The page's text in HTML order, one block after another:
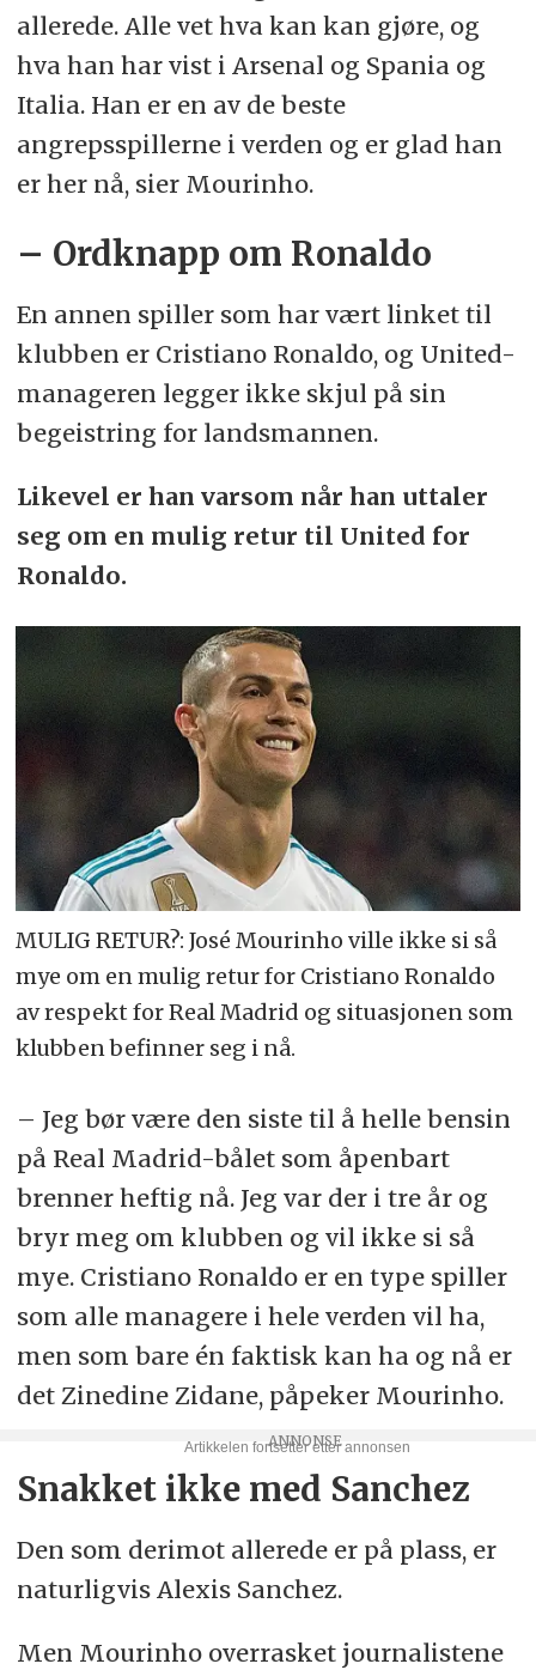
allerede. Alle vet hva kan kan gjøre, og
hva han har vist i Arsenal og Spania og
Italia. Han er en av de beste
angrepsspillerne i verden og er glad han
er her nå, sier Mourinho.
– Ordknapp om Ronaldo
En annen spiller som har vært linket til
klubben er Cristiano Ronaldo, og United-
manageren legger ikke skjul på sin
begeistring for landsmannen.
Likevel er han varsom når han uttaler
seg om en mulig retur til United for
Ronaldo.
MULIG RETUR?: José Mourinho ville ikke si så
mye om en mulig retur for Cristiano Ronaldo
av respekt for Real Madrid og situasjonen som
klubben befinner seg i nå.
– Jeg bør være den siste til å helle bensin
på Real Madrid-bålet som åpenbart
brenner heftig nå. Jeg var der i tre år og
bryr meg om klubben og vil ikke si så
mye. Cristiano Ronaldo er en type spiller
som alle managere i hele verden vil ha,
men som bare én faktisk kan ha og nå er
det Zinedine Zidane, påpeker Mourinho.
Snakket ikke med Sanchez
Den som derimot allerede er på plass, er
naturligvis Alexis Sanchez.
Men Mourinho overrasket journalistene